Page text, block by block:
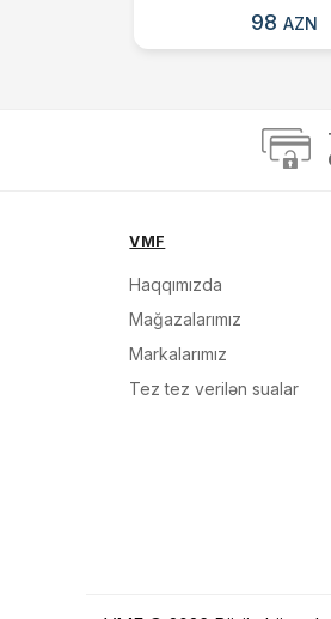
98AZN
VMF
Haqqımızda
Mağazalarımız
Markalarımız
Tez tez verilən sualar